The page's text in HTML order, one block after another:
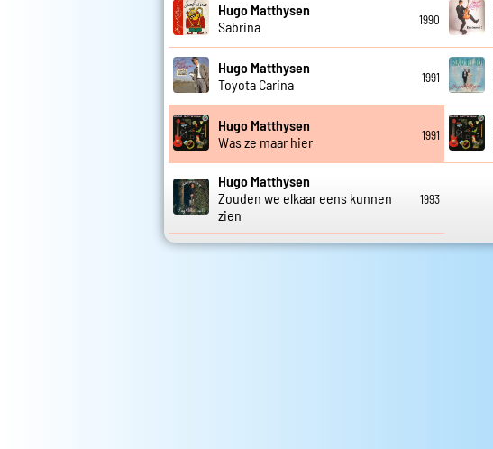
Hugo Matthysen
Sabrina
1990
Hugo Matthysen
Toyota Carina
1991
Hugo Matthysen
Was ze maar hier
1991
Hugo Matthysen
Zouden we elkaar eens kunnen
zien
1993